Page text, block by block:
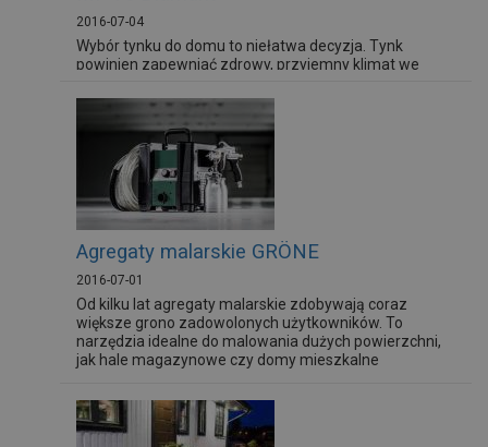
2016-07-04
Wybór tynku do domu to niełatwa decyzja. Tynk
powinien zapewniać zdrowy, przyjemny klimat we
produkt wybrać, spośród wielu dostępnych na rynku?
Najlepiej zastosować najwyższej jakości twardy tynk
gipsowy Knauf MP 75 Diamant, który jest odporny na
uszkodzenia mechaniczne. Dzięki temu Twoje ściany
pozostaną gładkie, bez rys...
Agregaty malarskie GRÖNE
2016-07-01
Od kilku lat agregaty malarskie zdobywają coraz
większe grono zadowolonych użytkowników. To
narzędzia idealne do malowania dużych powierzchni,
jak hale magazynowe czy domy mieszkalne